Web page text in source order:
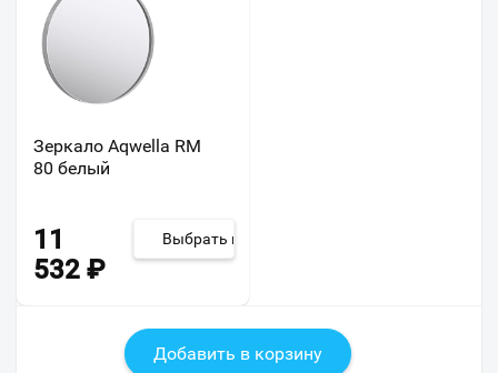
Зеркало Aqwella RM
80 белый
11
532 ₽
Выбрать из 2
Добавить в корзину